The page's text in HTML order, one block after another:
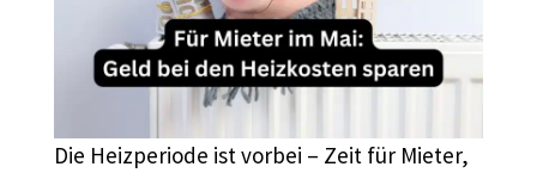
Die Heizperiode ist vorbei – Zeit für Mieter,